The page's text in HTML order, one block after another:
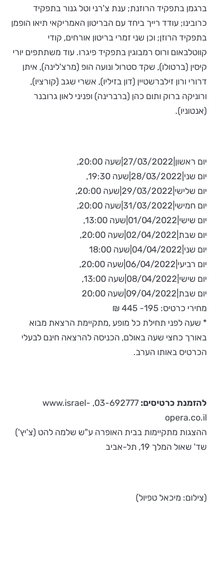
ברגמן בתפקיד הרוזנת; ענת צ'רני וטל גנור בתפקיד
כרובינו; עודד רייך ביחד עם הבריטון האמריקאי תיאו הופמן
בתפקיד הרוזן; וכן שני זמרי בריטון אורחים, קודי
קווטלבאום ורוס רמבוגין בתפקיד פיגרו. עוד משתתפים יורי
קיסין (ברטולו), שקד סטרול ונועה הופ (מרצ'לינה), איתן
דרורי ורון זילברשטיין (דון בזיליו), אשרי שגב (קורציו),
ורוניקה ברוק ותום כהן (ברברינה) ופניני לאון גרובנר
(אנטוניו).
יום ראשון|27/03/2022|שעה 20:00,
יום שני|28/03/2022|שעה 19:30,
יום שלישי|29/03/2022|שעה 20:00,
יום חמישי|31/03/2022|שעה 20:00,
יום שישי|01/04/2022|שעה 13:00,
יום שבת|02/04/2022|שעה 20:00,
יום שני|04/04/2022|שעה 18:00
יום רביעי|06/04/2022|שעה 20:00,
יום שישי|08/04/2022|שעה 13:00,
יום שבת|09/04/2022|שעה 20:00
מחירי כרטיס: 195- 445 ₪
* שעה לפני תחילת כל מופע ,מתקיימת הרצאת מבוא
באורך כחצי שעה באולם, הכניסה להרצאה חינם לבעלי
הכרטיס באותו הערב.
להזמנת כרטיסים:
03-692777, www.israel-
opera.co.il
ההצגות מתקיימות בבית האופרה ע"ש שלמה להט (צ'יץ')
שד' שאול המלך 19, תל-אביב
(צילום: מיכאל טפיול)